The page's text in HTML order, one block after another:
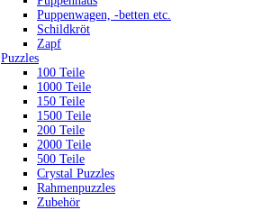
Puppenwagen, -betten etc.
Schildkröt
Zapf
Puzzles
100 Teile
1000 Teile
150 Teile
1500 Teile
200 Teile
2000 Teile
500 Teile
Crystal Puzzles
Rahmenpuzzles
Zubehör